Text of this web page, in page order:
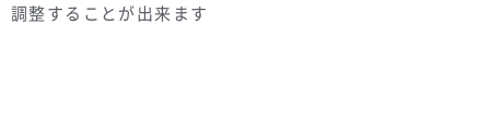
調整することが出来ます